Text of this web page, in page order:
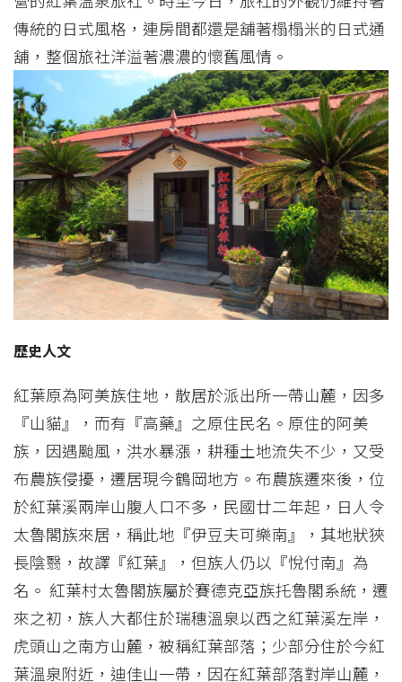
傳統的日式風格，連房間都還是舖著榻榻米的日式通
舖，整個旅社洋溢著濃濃的懷舊風情。
歷史人文
紅葉原為阿美族住地，散居於派出所一帶山麓，因多
『山貓』，而有『高藥』之原住民名。原住的阿美
族，因遇颱風，洪水暴漲，耕種土地流失不少，又受
布農族侵擾，遷居現今鶴岡地方。布農族遷來後，位
於紅葉溪兩岸山腹人口不多，民國廿二年起，日人令
太魯閣族來居，稱此地『伊豆夫可樂南』，其地狀狹
長陰翳，故譯『紅葉』，但族人仍以『悅付南』為
名。 紅葉村太魯閣族屬於賽德克亞族托魯閣系統，遷
來之初，族人大都住於瑞穗溫泉以西之紅葉溪左岸，
虎頭山之南方山麓，被稱紅葉部落；少部分住於今紅
葉溫泉附近，迪佳山一帶，因在紅葉部落對岸山麓，